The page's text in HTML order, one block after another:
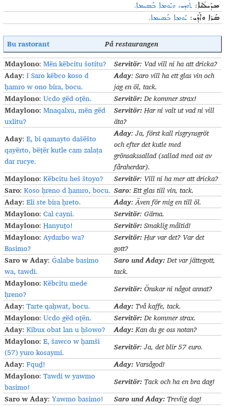
ܡܕܰܝܠܳܢܐ: ܬܰܘܕܝ، ܘܝܰܘܡܐ ܒܰܣܝܡܐ.
ܣܰܪܐ ܘܐܰܕܰܝ: ܝܰܘܡܐ ܒܰܣܝܡܐ.
Bu rastorant
På restaurangen
Mdaylono:Mën këbcitu šotitu? Servitör: Vad vill ni ha att dricka?
Aday:I Saro këbco koso d
ḥamro w ono bira, bocu.
Aday: Sarovill ha ett glas vin och
jag en öl, tack.
Mdaylono:Ucdo gëd oṯën. Servitör:De kommer strax!
Mdaylono:Mnaqalxu, mën gëd
uxlitu?
Servitör:Har ni valt ut vad ni vill
äta?
Aday:E, bi qamayto dašëšto
qayërto, bëṯër kutle cam zalaṭa
dar rucye.
Aday:Ja, först kall risgrynsgröt
och efter det kutle med
grönsakssallad (sallad med ost av
fåraherdar).
Mdaylono:Këbcitu heš štoyo? Servitör: Vill ni ha mer att dricka?
Saro:Koso ḥreno d ḥamro, bocu. Saro:Ett glas till vin, tack.
Aday:Eli ste bira ḥreto. Aday:Även för mig en till öl.
Mdaylono:Cal cayni. Servitör:Gärna.
Mdaylono:Hanyuṯo! Servitör:Smaklig måltid!
Mdaylono:Aydarbo wa?
Basimo?
Servitör:Hur var det? Var det
gott?
Saro w Aday:Ġalabe basimo
wa, tawdi.
Saro und Aday:Det var jättegott,
tack.
Mdaylono:Këbcitu mede
ḥreno?
Servitör:Önskar ni något annat?
Aday:Tarte qaḥwat, bocu. Aday: Två kaffe, tack.
Mdaylono:Ucdo gëd oṯën. Servitör:De kommer strax.
Aday:Kibux obat lan u ḥšowo? Aday:Kan du ge oss notan?
Mdaylono:E, šawco w ḥamši
(57) yuro kosaymi.
Servitör:Ja, det blir 57 euro.
Aday:Fquḏ! Aday: Varsågod!
Mdaylono:Tawdi w yawmo
basimo!
Servitör: Tack och ha en bra dag!
Saro w Aday:Yawmo basimo! Saro und Aday: Trevlig dag!